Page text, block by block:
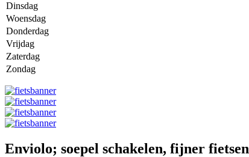
Dinsdag
Woensdag
Donderdag
Vrijdag
Zaterdag
Zondag
Enviolo; soepel schakelen, fijner fietsen